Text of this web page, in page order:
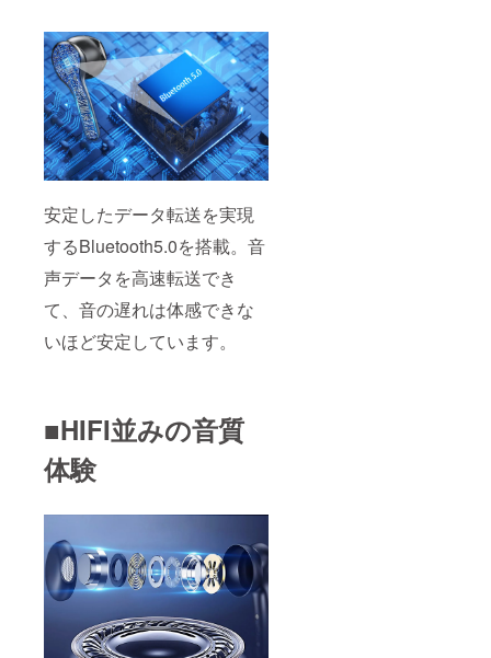
安定したデータ転送を実現
するBluetooth5.0を搭載。音
声データを高速転送でき
て、音の遅れは体感できな
いほど安定しています。
■HIFI並みの音質
体験